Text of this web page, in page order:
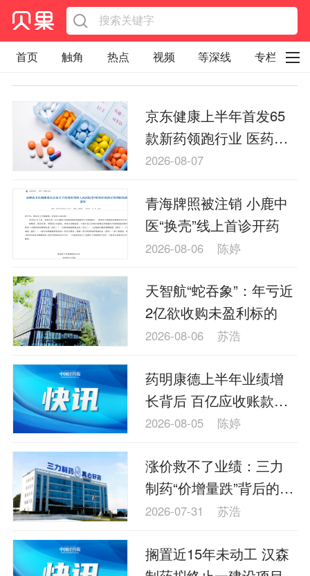
首页 触角 热点 视频 等深线 专栏
辉常道
荀瓜问道 商学院
报纸视频
企业面面观
太空星愿航天资讯
等深线精选
宏观经济 事件
要闻
区域经济
科技
医药健康
文娱 体育 消费
银行
理财
资本市场
今日快评
我们来补课
图说
与老板对话
家族企业
品牌活动
企业快讯
智造
京东健康上半年首发65
款新药领跑行业 医药销
售规模连续居行业首位
2026-08-07
青海牌照被注销 小鹿中
医“换壳”线上首诊开药
2026-08-06 陈婷
天智航“蛇吞象”：年亏近
2亿欲收购未盈利标的
2026-08-06 苏浩
药明康德上半年业绩增
长背后 百亿应收账款高
悬
2026-08-05 陈婷
涨价救不了业绩：三力
制药“价增量跌”背后的战
略困局
2026-07-31 苏浩
搁置近15年未动工 汉森